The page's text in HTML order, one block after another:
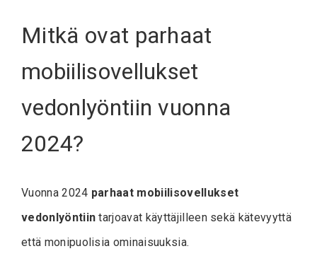
Mitkä ovat parhaat
mobiilisovellukset
vedonlyöntiin vuonna
2024?
Vuonna 2024 parhaat mobiilisovellukset
vedonlyöntiin tarjoavat käyttäjilleen sekä kätevyyttä
että monipuolisia ominaisuuksia.